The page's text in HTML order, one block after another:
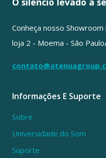
Conheça nosso
loja 2 - Moema - São
Informações E Suporte
Sobre
Universidade do Som
Suporte